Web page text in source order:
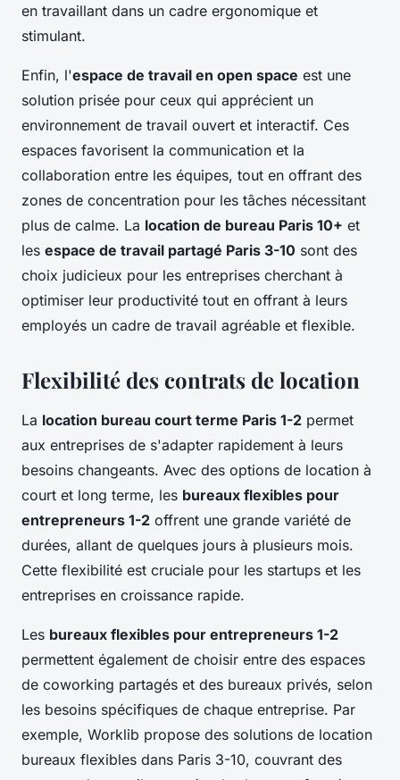
en travaillant dans un cadre ergonomique et
stimulant.
Enfin, l'espace de travail en open space est une
solution prisée pour ceux qui apprécient un
environnement de travail ouvert et interactif. Ces
espaces favorisent la communication et la
collaboration entre les équipes, tout en offrant des
zones de concentration pour les tâches nécessitant
plus de calme. La location de bureau Paris 10+ et
les espace de travail partagé Paris 3-10 sont des
choix judicieux pour les entreprises cherchant à
optimiser leur productivité tout en offrant à leurs
employés un cadre de travail agréable et flexible.
Flexibilité des contrats de location
La location bureau court terme Paris 1-2 permet
aux entreprises de s'adapter rapidement à leurs
besoins changeants. Avec des options de location à
court et long terme, les bureaux flexibles pour
entrepreneurs 1-2 offrent une grande variété de
durées, allant de quelques jours à plusieurs mois.
Cette flexibilité est cruciale pour les startups et les
entreprises en croissance rapide.
Les bureaux flexibles pour entrepreneurs 1-2
permettent également de choisir entre des espaces
de coworking partagés et des bureaux privés, selon
les besoins spécifiques de chaque entreprise. Par
exemple, Worklib propose des solutions de location
bureaux flexibles dans Paris 3-10, couvrant des